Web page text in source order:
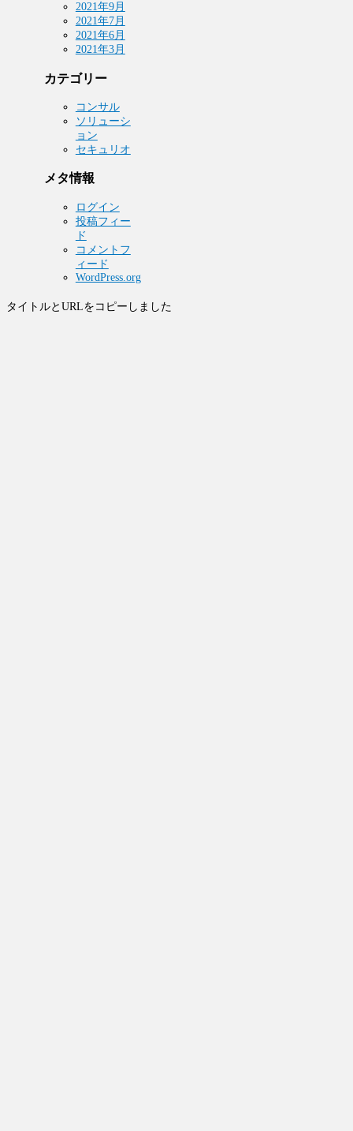
2021年9月
2021年7月
2021年6月
2021年3月
カテゴリー
コンサル
ソリューシ
ョン
セキュリオ
メタ情報
ログイン
投稿フィー
ド
コメントフ
ィード
WordPress.org
タイトルとURLをコピーしました